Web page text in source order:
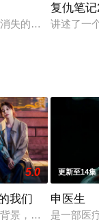
这么说，真的就
失的金条而伪装成
复仇笔记
讲述了一
惠善饰）和瞬间
5.0
我们
景，讲述20年来无
更新至14集
申医生
是一部医